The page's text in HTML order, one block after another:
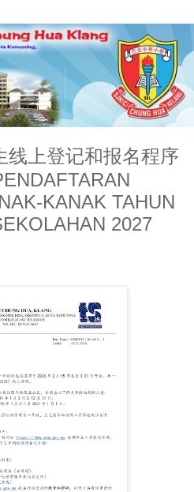
线上登记和报名程序
KANAK TAHUN
2027